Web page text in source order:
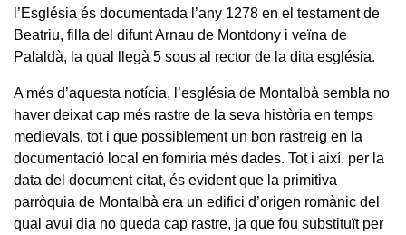
l’Església és documentada l’any 1278 en el testament de
Beatriu, filla del difunt Arnau de Montdony i veïna de
Palaldà, la qual llegà 5 sous al rector de la dita església.
A més d’aquesta notícia, l’església de Montalbà sembla no
haver deixat cap més rastre de la seva història en temps
medievals, tot i que possiblement un bon rastreig en la
documentació local en forniria més dades. Tot i així, per la
data del document citat, és evident que la primitiva
parròquia de Montalbà era un edifici d’origen romànic del
qual avui dia no queda cap rastre, ja que fou substituït per